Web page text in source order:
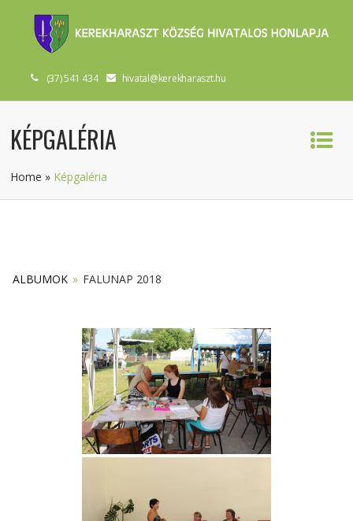
(37) 541 434 hivatal@kerekharaszt.hu
KÉPGALÉRIA
Home » Képgaléria
ALBUMOK » FALUNAP 2018